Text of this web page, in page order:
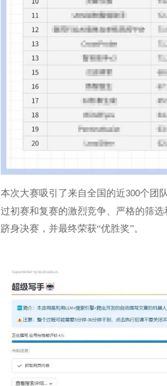
本次大赛吸引了来自全国的近300个团
过初赛和复赛的激烈竞争、严格的筛
跻身决赛，并最终荣获“优胜奖”。